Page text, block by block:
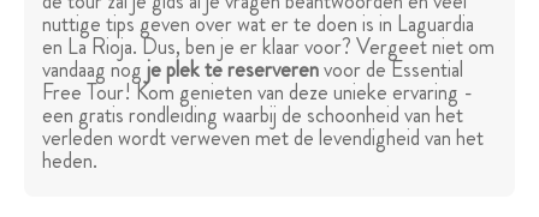
nuttige tips geven over wat er te doen is in Laguardia
en La Rioja. Dus, ben je er klaar voor? Vergeet niet om
vandaag nogje plek te reserverenvoor de Essential
Free Tour! Kom genieten van deze unieke ervaring -
een gratis rondleiding waarbij de schoonheid van het
verleden wordt verweven met de levendigheid van het
heden.